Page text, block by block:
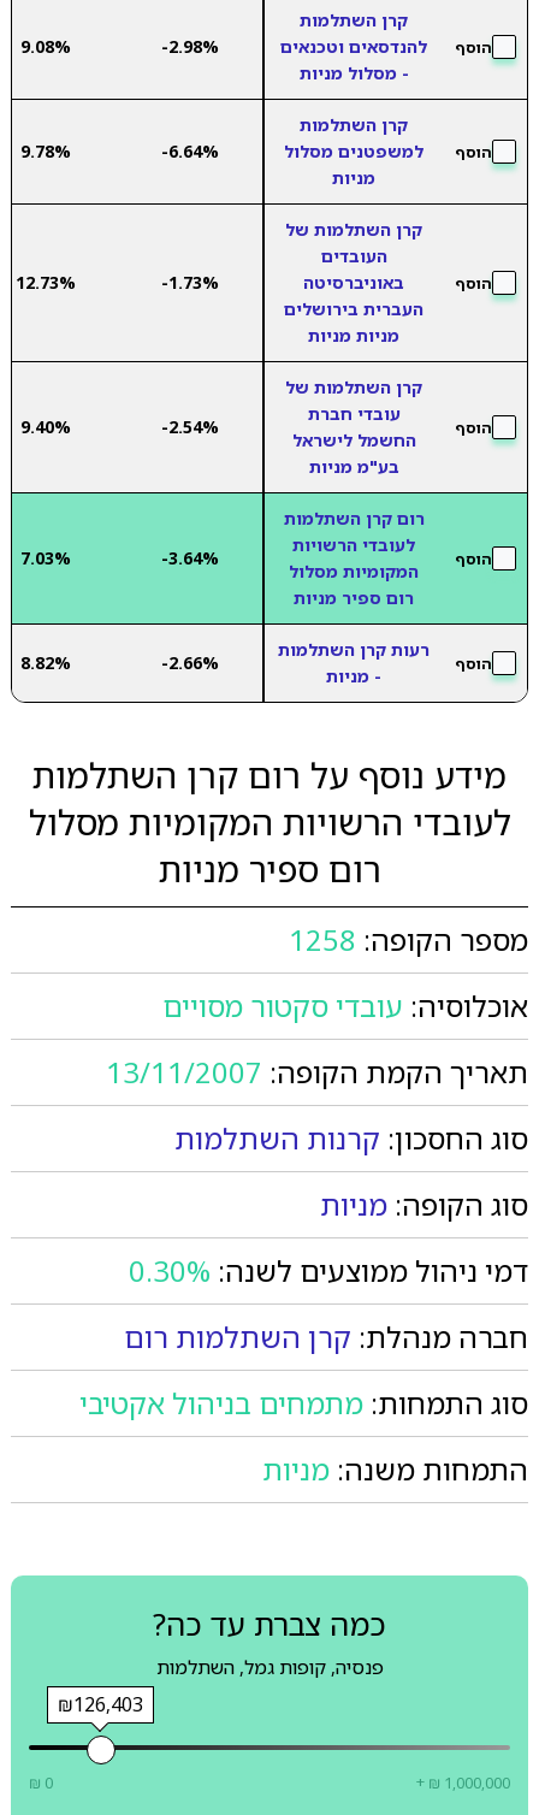
הוסף
קרן השתלמות
להנדסאים וטכנאים
- מסלול מניות
-2.98%
9.08%
הוסף
קרן השתלמות
למשפטנים מסלול
מניות
-6.64%
9.78%
הוסף
קרן השתלמות של
העובדים
באוניברסיטה
העברית בירושלים
מניות מניות
-1.73%
12.73%
הוסף
קרן השתלמות של
עובדי חברת
החשמל לישראל
בע"מ מניות
-2.54%
9.40%
הוסף
רום קרן השתלמות
לעובדי הרשויות
המקומיות מסלול
רום ספיר מניות
-3.64%
7.03%
הוסף
רעות קרן השתלמות
- מניות
-2.66%
8.82%
מידע נוסף על רום קרן השתלמות
לעובדי הרשויות המקומיות מסלול
רום ספיר מניות
מספר הקופה: 1258
אוכלוסיה: עובדי סקטור מסויים
תאריך הקמת הקופה: 13/11/2007
סוג החסכון: קרנות השתלמות
סוג הקופה: מניות
דמי ניהול ממוצעים לשנה: 0.30%
חברה מנהלת: קרן השתלמות רום
סוג התמחות: מתמחים בניהול אקטיבי
התמחות משנה: מניות
כמה צברת עד כה?
פנסיה, קופות גמל, השתלמות
₪126,403
₪ 0 + ₪ 1,000,000